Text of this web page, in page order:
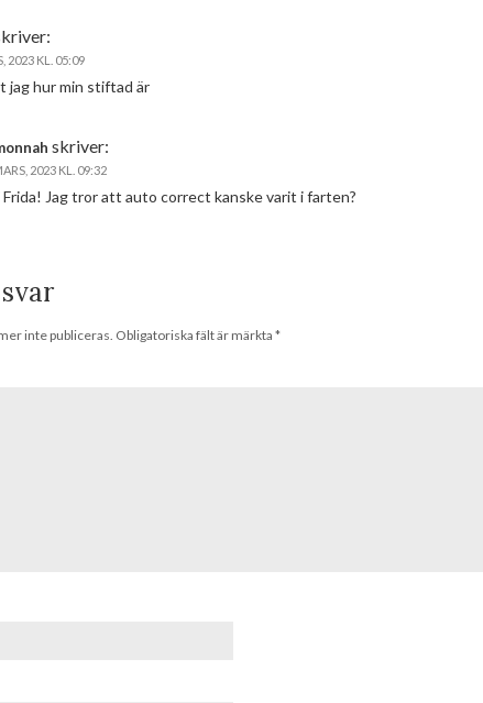
2023 KL. 05:09
jag hur min stiftad är
skriver:
2023 KL. 09:32
Frida! Jag tror att auto correct kanske varit i farten?
inte publiceras. Obligatoriska fält är märkta *